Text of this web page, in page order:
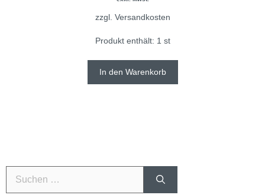
zzgl. Versandkosten
Produkt enthält: 1 st
In den Warenkorb